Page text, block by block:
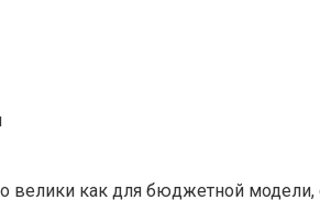
как для бюджетной